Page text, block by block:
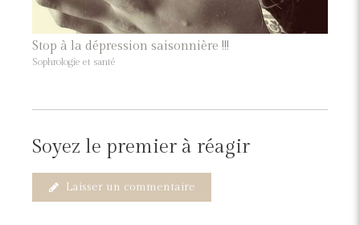
Stop à la dépression saisonnière !!!
Sophrologie et santé
Soyez le premier à réagir
Laisser un commentaire